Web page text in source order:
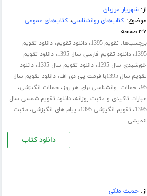
از:شهریار مرزبان
موضوع:کتاب‌های روانشناسی،کتاب‌های عمومی
۳۷ صفحه
برچسب‌ها: تقویم 1395 ،دانلود تقویم،دانلود تقویم
1395،دانلود تقویم فارسی سال 1395 ،دانلود تقویم
خورشیدی سال 1395
،دانلود تقویم سال 1395 ،دانلود
تقویم سال 1395با فرمت پی دی اف
،دانلود تقویم سال
95، جملات روانشناسی برای هر روز، جملات انگیزشی،
عبارات تاکیدی و مثبت روزانه،دانلود تقویم شمسی سال
1395، تقویم انگیزشی 1395 ، پیام های انگیزشی، مثبت
اندیشی
دانلود کتاب
از:حدیث ملکی